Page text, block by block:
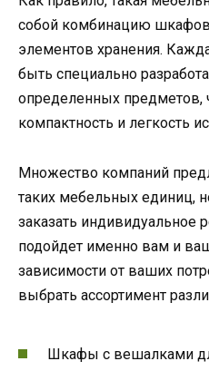
собой комбинацию
элементов хранения.
быть специально
определенных предметов,
компактность и легкость
Множество компаний
таких мебельных единиц,
заказать индивидуальное
подойдет именно вам и
зависимости от ваших
выбрать ассортимент
Шкафы с вешалками